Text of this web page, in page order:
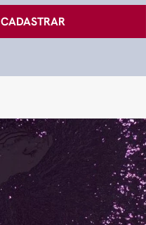
CADASTRAR